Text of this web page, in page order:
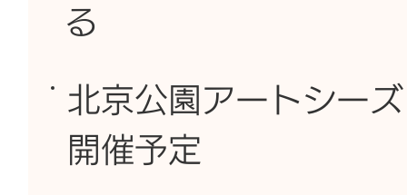
る
北京公園アートシー
開催予定